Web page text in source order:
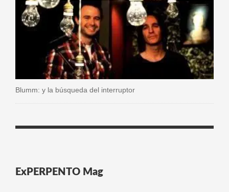
Blumm: y la búsqueda del interruptor
ExPERPENTO Mag